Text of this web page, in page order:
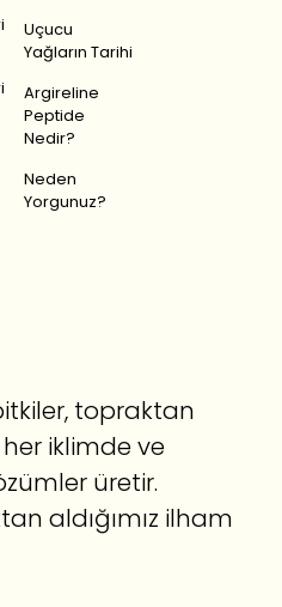
Uçucu
Yağların Tarihi
Argireline
Peptide
Nedir?
Neden
Yorgunuz?
topraktan
iklimde ve
üretir.
aldığımız ilham